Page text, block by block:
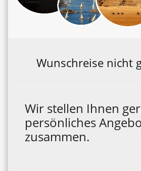
Wunschreise nicht
Wir stellen Ihnen
persönliches
zusammen.